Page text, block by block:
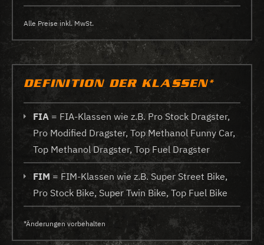
Alle Preise inkl. MwSt.
DEFINITION DER KLASSEN*
FIA = FIA-Klassen wie z.B. Pro Stock Dragster,
Pro Modified Dragster, Top Methanol Funny Car,
Top Methanol Dragster, Top Fuel Dragster
FIM = FIM-Klassen wie z.B. Super Street Bike,
Pro Stock Bike, Super Twin Bike, Top Fuel Bike
*Änderungen vorbehalten